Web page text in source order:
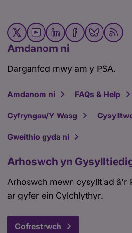
Amdanom ni
Darganfod mwy am y PSA.
Amdanom ni FAQs & Help
Cyfryngau/Y Wasg
Gweithio gyda ni
Arhoswch yn
Arhoswch mewn cysylltiad â'r
ar gyfer ein Cylchlythyr.
Cofrestrwch